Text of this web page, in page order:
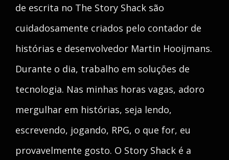
de escrita no The Story Shack são
cuidadosamente criados pelo contador de
histórias e desenvolvedor Martin Hooijmans.
Durante o dia, trabalho em soluções de
tecnologia. Nas minhas horas vagas, adoro
mergulhar em histórias, seja lendo,
escrevendo, jogando, RPG, o que for, eu
provavelmente gosto. O Story Shack é a